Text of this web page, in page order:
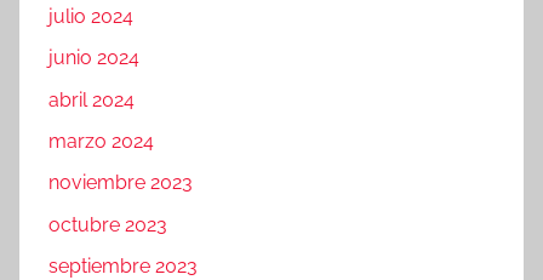
julio 2024
junio 2024
abril 2024
marzo 2024
noviembre 2023
octubre 2023
septiembre 2023